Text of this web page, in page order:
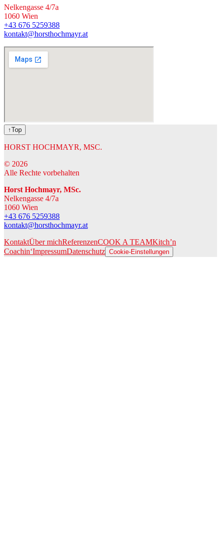
Nelkengasse 4/7a
1060 Wien
+43 676 5259388
kontakt@horsthochmayr.at
↑Top
HORST HOCHMAYR, MSC.
© 2026
Alle Rechte vorbehalten
Horst Hochmayr, MSc.
Nelkengasse 4/7a
1060 Wien
+43 676 5259388
kontakt@horsthochmayr.at
KontaktÜber michReferenzenCOOK A TEAMKitch’n
Coachin‘ImpressumDatenschutz Cookie-Einstellungen